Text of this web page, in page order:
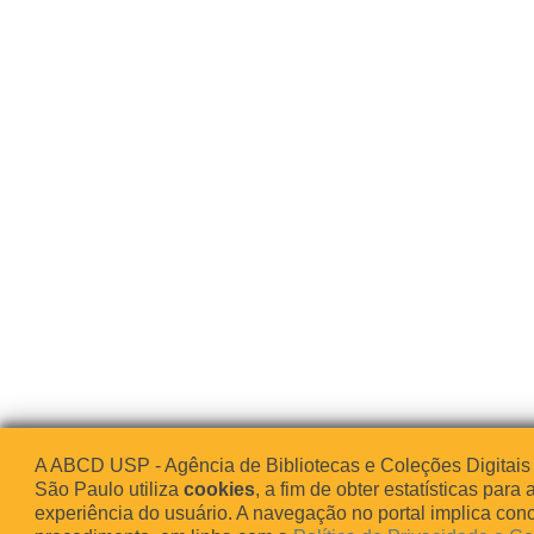
A ABCD USP - Agência de Bibliotecas e Coleções
São Paulo utiliza cookies, a fim de obter estatísticas para
experiência do usuário. A navegação no portal implica